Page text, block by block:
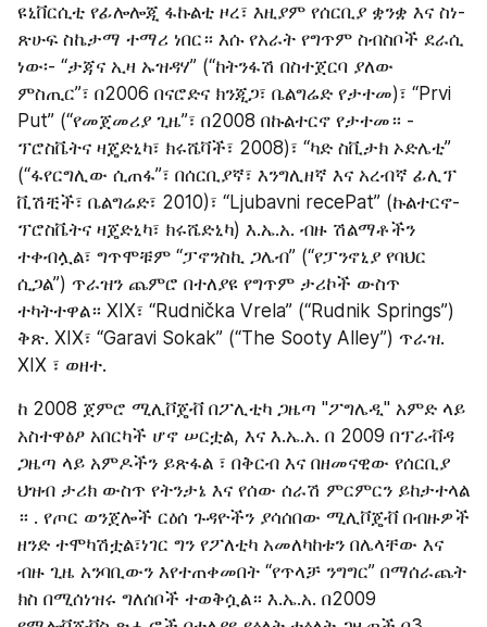
ዩኒቨርሲቲ የፊሎሎጂ ፋኩልቲ ዞረ፣ እዚያም የሰርቢያ ቋንቋ እና ስነ-
ጽሁፍ ስኬታማ ተማሪ ነበር። እሱ የአራት የግጥም ስብስቦች ደራሲ
ነው፡- “ታጃና ኢዛ ኡዝዳሃ” (“ከትንፋሽ በስተጀርባ ያለው
ምስጢር”፣ በ2006 በናሮድና ክንጂጋ፣ ቤልግሬድ የታተመ)፣ “Prvi
Put” (“የመጀመሪያ ጊዜ”፣ በ2008 በኩልተርኖ የታተመ። -
ፕሮስቬትና ዛጄድኒካ፣ ክሩሼቫች፣ 2008)፣ “ካድ ስቪታክ ኦድሌቲ”
(“ፋየርግሊው ሲጠፋ”፣ በሰርቢያኛ፣ እንግሊዘኛ እና አረብኛ ፊሊፕ
ቪሽቺች፣ ቤልግሬድ፣ 2010)፣ “Ljubavni recePat” (ኩልተርኖ-
ፕሮስቬትና ዛጄድኒካ፣ ክሩሼድኒካ) እ.ኤ.አ. ብዙ ሽልማቶችን
ተቀብሏል፣ ግጥሞቹም “ፓኖንስኪ ጋሌብ” (“የፓንኖኒያ የባህር
ሲጋል”) ጥራዝን ጨምሮ በተለያዩ የግጥም ታሪኮች ውስጥ
ተካትተዋል። XIX፣ “Rudnička Vrela” (“Rudnik Springs”)
ቅጽ. XIX፣ “Garavi Sokak” (“The Sooty Alley”) ጥራዝ.
XIX ፣ ወዘተ.
ከ 2008 ጀምሮ ሚሊቮጄቭ በፖሊቲካ ጋዜጣ "ፖግሌዲ" አምድ ላይ
አስተዋፅዖ አበርካች ሆኖ ሠርቷል, እና እ.ኤ.አ. በ 2009 በፕራቭዳ
ጋዜጣ ላይ አምዶችን ይጽፋል ፣ በቅርብ እና በዘመናዊው የሰርቢያ
ህዝብ ታሪክ ውስጥ የትንታኔ እና የሰው ሰራሽ ምርምርን ይከታተላል
። . የጦር ወንጀሎች ርዕሰ ጉዳዮችን ያሳሰበው ሚሊቮጄቭ በብዙዎች
ዘንድ ተሞካሽቷል፣ነገር ግን የፖለቲካ አመለካከቱን በሌላቸው እና
ብዙ ጊዜ አንባቢውን እየተጠቀመበት “የጥላቻ ንግግር” በማሰራጨት
ክስ በሚሰነዝሩ ግለሰቦች ተወቅሷል። እ.ኤ.አ. በ2009